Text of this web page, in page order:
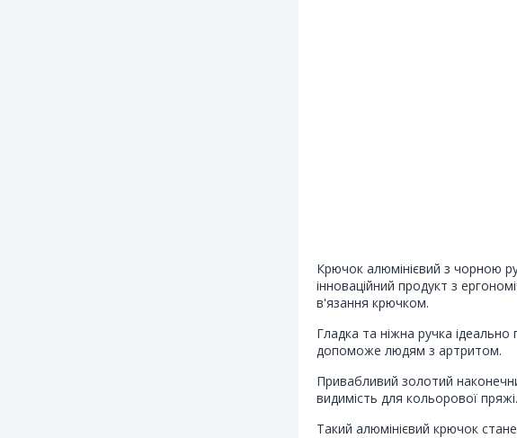
Крючок алюмінієвий з чорною
інноваційний продукт з
в'язання крючком.
Гладка та ніжна ручка ідеально
допоможе людям з артритом.
Привабливий золотий
видимість для кольорової пряжі.
Такий алюмінієвий крючок